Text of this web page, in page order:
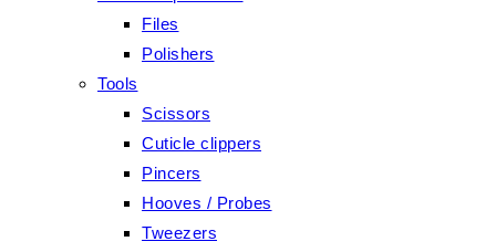
Files
Polishers
Tools
Scissors
Cuticle clippers
Pincers
Hooves / Probes
Tweezers